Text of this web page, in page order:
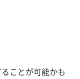
ことが可能かも